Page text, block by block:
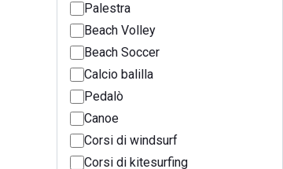
Palestra
Beach Volley
Beach Soccer
Calcio balilla
Pedalò
Canoe
Corsi di windsurf
Corsi di kitesurfing